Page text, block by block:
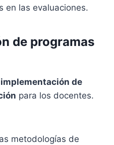
en las evaluaciones.
de programas
implementación de
para los docentes.
metodologías de